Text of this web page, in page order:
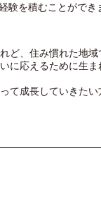
験を積むことができ
ど、住み慣れた地域
に応えるために生ま
て成長していきたい